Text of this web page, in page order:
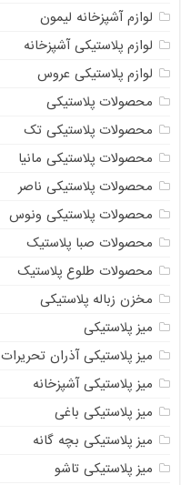
لوازم آشپزخانه لیمون
لوازم پلاستیکی آشپزخانه
لوازم پلاستیکی عروس
محصولات پلاستیکی
محصولات پلاستیکی تک
محصولات پلاستیکی مانیا
محصولات پلاستیکی ناصر
محصولات پلاستیکی ونوس
محصولات صبا پلاستیک
محصولات طلوع پلاستیک
مخزن زباله پلاستیکی
میز پلاستیکی
میز پلاستیکی آذران تحریرات
میز پلاستیکی آشپزخانه
میز پلاستیکی باغی
میز پلاستیکی بچه گانه
میز پلاستیکی تاشو